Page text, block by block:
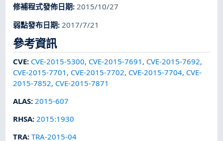
修補程式發佈日期:2015/10/27
弱點發布日期: 2017/7/21
參考資訊
CVE: CVE-2015-5300, CVE-2015-7691 , CVE-2015-7692,
CVE-2015-7701 , CVE-2015-7702, CVE-2015-7704, CVE-
2015-7852, CVE-2015-7871
ALAS: 2015-607
RHSA:2015:1930
TRA:TRA-2015-04